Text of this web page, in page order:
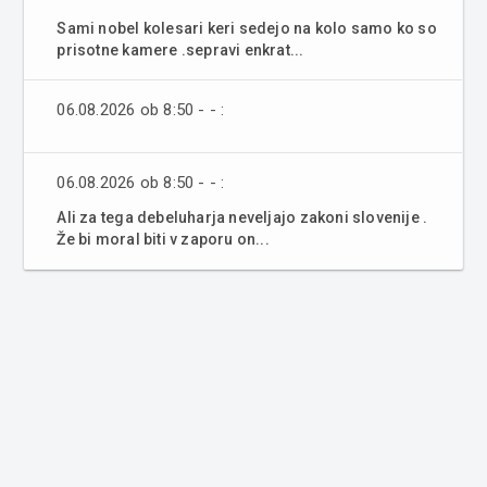
Sami nobel kolesari keri sedejo na kolo samo ko so
prisotne kamere .sepravi enkrat...
06.08.2026 ob 8:50 - - :
06.08.2026 ob 8:50 - - :
Ali za tega debeluharja neveljajo zakoni slovenije .
Že bi moral biti v zaporu on...